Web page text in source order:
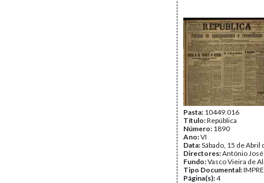
Pasta: 10449.016
Título:República
Número: 1890
Ano:VI
Data:Sábado, 15 de Abril
Directores:António
Fundo:Vasco Vieira de
Tipo Documental:
Página(s):4